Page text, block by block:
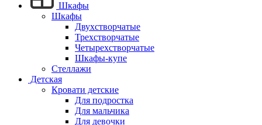
Шкафы
Шкафы
Двухстворчатые
Трехстворчатые
Четырехстворчатые
Шкафы-купе
Стеллажи
Детская
Кровати детские
Для подростка
Для мальчика
Для девочки